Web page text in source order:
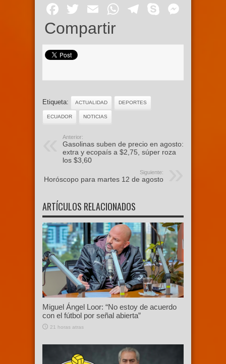
Facebook
Twitter
EmailWhatsApp
Telegram
Skype
Compartir
Etiqueta: ACTUALIDAD DEPORTES
ECUADOR NOTICIAS
Anterior:
Gasolinas suben de precio en agosto:
extra y ecopaís a $2,75, súper roza
los $3,60
Siguiente:
Horóscopo para martes 12 de agosto
ARTÍCULOS RELACIONADOS
Miguel Ángel Loor: “No estoy de acuerdo
con el fútbol por señal abierta”
21 horas atras